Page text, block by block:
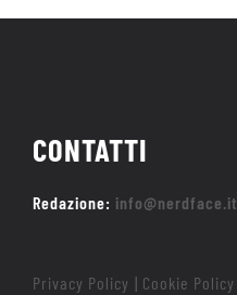
CONTATTI
Redazione: info@nerdface.it
Privacy Policy Cookie Policy